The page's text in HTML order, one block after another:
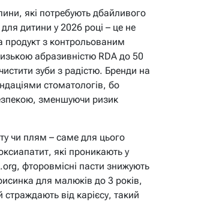
які потребують дбайливого
дитини у 2026 році – це не
з контрольованим
абразивністю RDA до 50
зуби з радістю. Бренди на
стоматологів, бо
зменшуючи ризик
чи плям – саме для цього
які проникають у
фторовмісні пасти знижують
для малюків до 3 років,
від карієсу, такий